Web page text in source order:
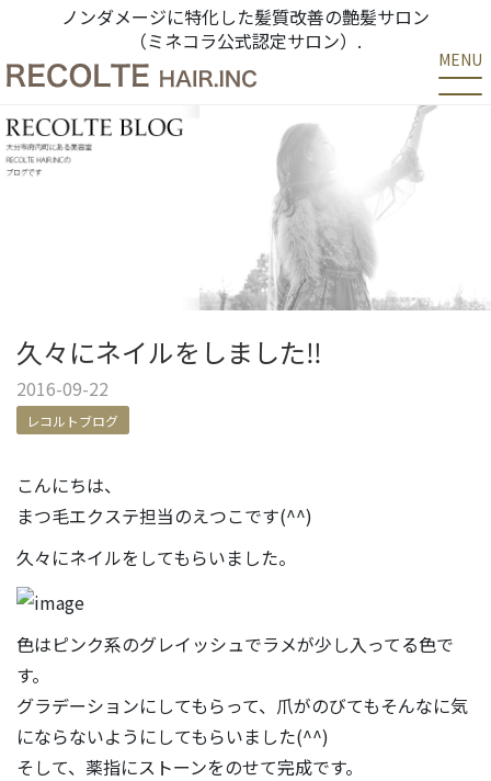
ノンダメージに特化した髪質改善の艶髪サロン
（ミネコラ公式認定サロン）.
MENU
久々にネイルをしました‼
2016-09-22
レコルトブログ
こんにちは、
まつ毛エクステ担当のえつこです(^^)
久々にネイルをしてもらいました。
色はピンク系のグレイッシュでラメが少し入ってる色で
す。
グラデーションにしてもらって、爪がのびてもそんなに気
にならないようにしてもらいました(^^)
そして、薬指にストーンをのせて完成です。